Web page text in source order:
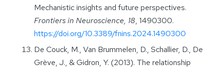
Mechanistic insights and future perspectives.
Frontiers in Neuroscience, 18, 1490300.
https://doi.org/10.3389/fnins.2024.1490300
De Couck, M., Van Brummelen, D., Schallier, D., De
Grève, J., & Gidron, Y. (2013). The relationship